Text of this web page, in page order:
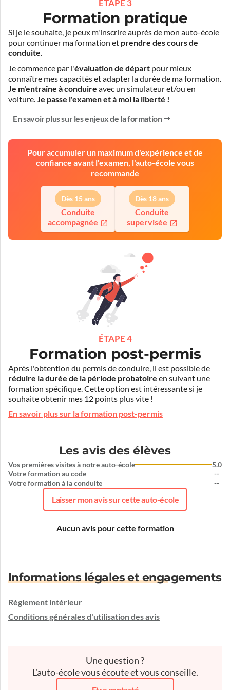
ÉTAPE 3
Formation pratique
Si je le souhaite, je peux m'inscrire auprès de mon auto-école
pour continuer ma formation et prendre des cours de
conduite.
Je commence par l'évaluation de départ pour mieux
connaître mes capacités et adapter la durée de ma formation.
Je m'entraîne à conduire avec un simulateur et/ou en
voiture.Je passe l'examen et à moi la liberté !
En savoir plus sur les enjeux de la formation
Pour accumuler un maximum d'expérience et de
confiance avant l'examen, l'auto-école vous
recommande
Dès 15 ans
Conduite
accompagnée
Dès 18 ans
Conduite
supervisée
ÉTAPE 4
Formation post-permis
Après l'obtention du permis de conduire, il est possible de
réduire la durée de la période probatoire en suivant une
formation spécifique. Cette option est intéressante si je
souhaite obtenir mes 12 points plus vite !
En savoir plus sur la formation post-permis
Les avis des élèves
Vos premières visites à notre auto-école
Votre formation au code
Votre formation à la conduite
5.0
--
--
Laisser mon avis sur cette auto-école
Aucun avis pour cette formation
Informations légales et engagements
Règlement intérieur
Conditions générales d'utilisation des avis
Une question ?
L'auto-école vous écoute et vous conseille.